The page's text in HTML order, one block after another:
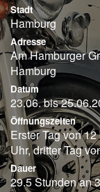
Stadt
Hamburg
Adresse
Am Hamburger
Hamburg
Datum
23.06. bis
Öffnungszeiten
Erster Tag von
Uhr, dritter Tag
Dauer
29.5 Stunden an